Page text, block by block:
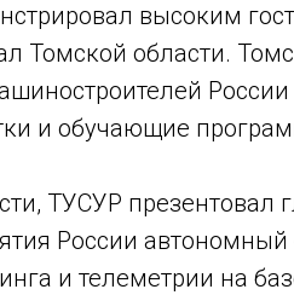
высоким
Томской области.
и обучающие
ТУСУР презентовал
России
и телеметрии на